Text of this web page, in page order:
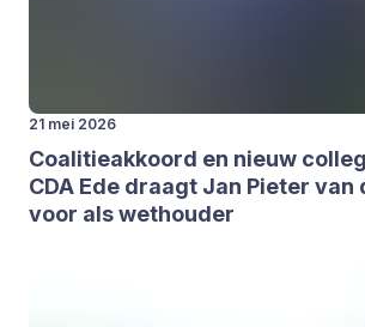
21 mei 2026
Coa­li­tie­ak­koord en nieuw
CDA Ede draagt Jan Pie­ter van
voor als wet­hou­der